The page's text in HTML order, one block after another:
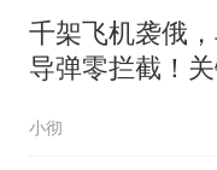
千架飞机袭俄
导弹零拦截！
小彻